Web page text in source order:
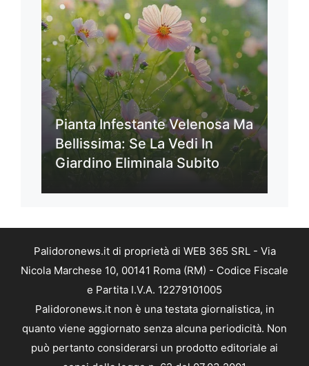
Pianta Infestante Velenosa Ma
Bellissima: Se La Vedi In
Giardino Eliminala Subito
Palidoronews.it di proprietà di WEB 365 SRL - Via
Nicola Marchese 10, 00141 Roma (RM) - Codice Fiscale
e Partita I.V.A. 12279101005
Palidoronews.it non è una testata giornalistica, in
quanto viene aggiornato senza alcuna periodicità. Non
può pertanto considerarsi un prodotto editoriale ai